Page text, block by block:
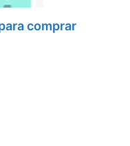
comprar